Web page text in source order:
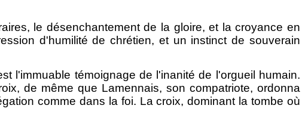
le désenchantement de la gloire, et la croyance en
d'humilité de chrétien, et un instinct de souverain
l'immuable témoignage de l'inanité de l'orgueil humain.
de même que Lamennais, son compatriote, ordonna
comme dans la foi. La croix, dominant la tombe où